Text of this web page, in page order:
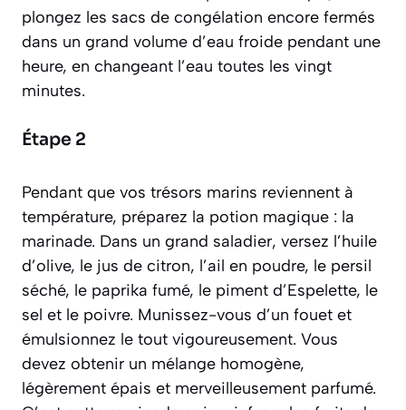
plongez les sacs de congélation encore fermés
dans un grand volume d’eau froide pendant une
heure, en changeant l’eau toutes les vingt
minutes.
Étape 2
Pendant que vos trésors marins reviennent à
température, préparez la potion magique : la
marinade. Dans un grand saladier, versez l’huile
d’olive, le jus de citron, l’ail en poudre, le persil
séché, le paprika fumé, le piment d’Espelette, le
sel et le poivre. Munissez-vous d’un fouet et
émulsionnez le tout vigoureusement. Vous
devez obtenir un mélange homogène,
légèrement épais et merveilleusement parfumé.